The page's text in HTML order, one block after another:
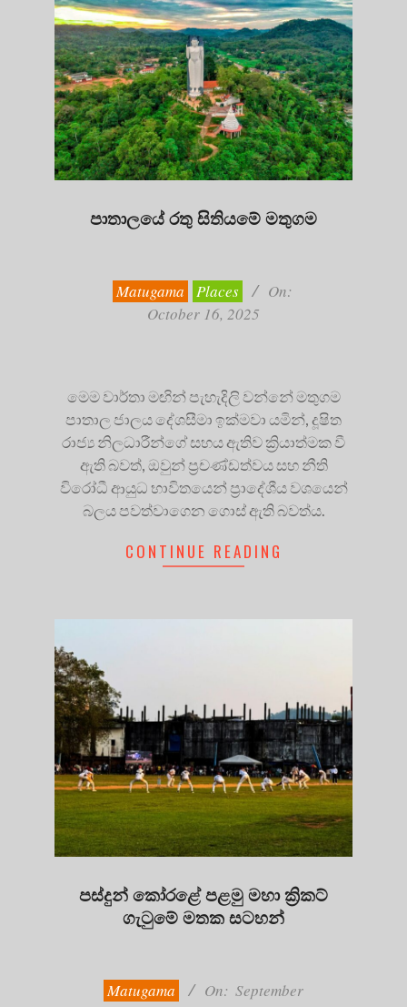
පාතාලයේ රතු සිතියමේ මතුගම
Matugama Places
On:
October 16, 2025
මෙම වාර්තා මඟින් පැහැදිලි වන්නේ මතුගම
පාතාල ජාලය දේශසීමා ඉක්මවා යමින්, දූෂිත
රාජ්‍ය නිලධාරීන්ගේ සහය ඇතිව ක්‍රියාත්මක වී
ඇති බවත්, ඔවුන් ප්‍රචණ්ඩත්වය සහ නීති
විරෝධී ආයුධ භාවිතයෙන් ප්‍රාදේශීය වශයෙන්
බලය පවත්වාගෙන ගොස් ඇති බවත්ය.
CONTINUE READING
පස්දුන් කෝරළේ පළමු මහා ක්‍රිකට්
ගැටුමේ මතක සටහන්
Matugama On: September